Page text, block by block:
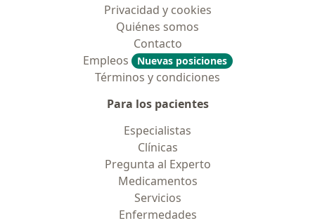
Privacidad y cookies
Quiénes somos
Contacto
Empleos
Nuevas posiciones
Términos y condiciones
Para los pacientes
Especialistas
Clínicas
Pregunta al Experto
Medicamentos
Servicios
Enfermedades